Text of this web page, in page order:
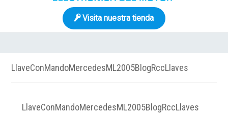
Visita nuestra tienda
LlaveConMandoMercedesML2005BlogRccLlaves
LlaveConMandoMercedesML2005BlogRccLlaves